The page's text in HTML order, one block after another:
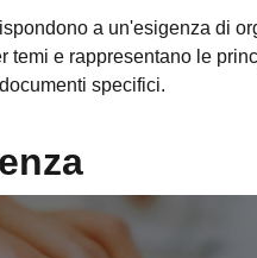
a un'esigenza di
temi e rappresentano le
specifici.